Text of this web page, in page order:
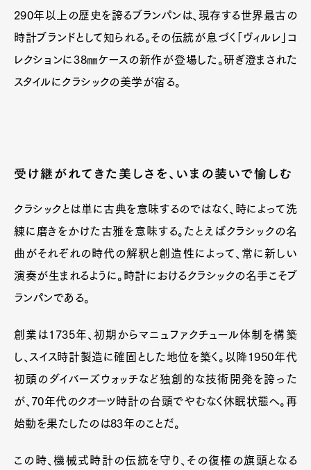
290年以上の歴史を誇るブランパンは、現存する世界最古の
時計ブランドとして知られる。その伝統が息づく「ヴィルレ」コ
レクションに38㎜ケースの新作が登場した。研ぎ澄まされた
スタイルにクラシックの美学が宿る。
受け継がれてきた美しさを、いまの装いで愉しむ
クラシックとは単に古典を意味するのではなく、時によって洗
練に磨きをかけた古雅を意味する。たとえばクラシックの名
曲がそれぞれの時代の解釈と創造性によって、常に新しい
演奏が生まれるように。時計におけるクラシックの名手こそブ
ランパンである。
創業は1735年、初期からマニュファクチュール体制を構築
し、スイス時計製造に確固とした地位を築く。以降1950年代
初頭のダイバーズウォッチなど独創的な技術開発を誇った
が、70年代のクオーツ時計の台頭でやむなく休眠状態へ。再
始動を果たしたのは83年のことだ。
この時、機械式時計の伝統を守り、その復権の旗頭となる